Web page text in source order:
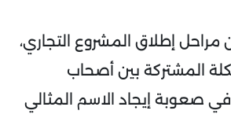
إطلاق المشروع التجاري،
المشتركة بين أصحاب
صعوبة إيجاد الاسم المثالي